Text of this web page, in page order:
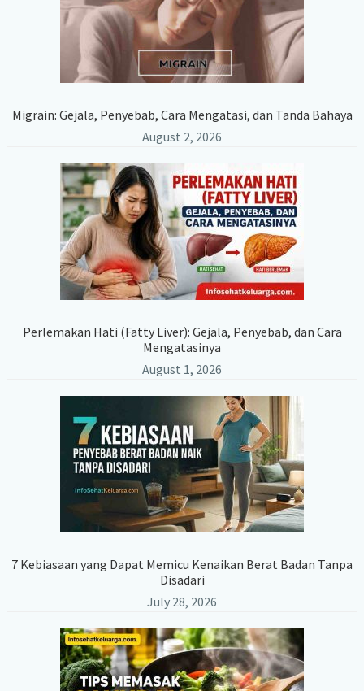
Migrain: Gejala, Penyebab, Cara Mengatasi, dan Tanda Bahaya
August 2, 2026
Perlemakan Hati (Fatty Liver): Gejala, Penyebab, dan Cara
Mengatasinya
August 1, 2026
7 Kebiasaan yang Dapat Memicu Kenaikan Berat Badan Tanpa
Disadari
July 28, 2026